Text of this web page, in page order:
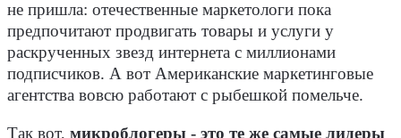
не пришла: отечественные маркетологи пока
предпочитают продвигать товары и услуги у
раскрученных звезд интернета с миллионами
подписчиков. А вот Американские маркетинговые
агентства вовсю работают с рыбешкой помельче.
Так вот, микроблогеры - это те же самые лидеры